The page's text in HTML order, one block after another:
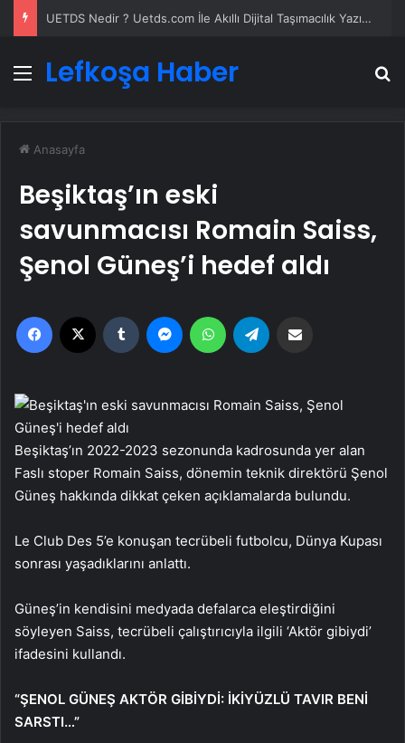
UETDS Nedir ? Uetds.com İle Akıllı Dijital Taşımacılık Yazılımı
Menü
Lefkoşa Haber
Anasayfa
Beşiktaş’ın eski
savunmacısı Romain Saiss,
Şenol Güneş’i hedef aldı
Facebook Tumblr MessengerWhatsApp
Beşiktaş’ın 2022-2023 sezonunda kadrosunda yer alan
Faslı stoper Romain Saiss, dönemin teknik direktörü Şenol
Güneş hakkında dikkat çeken açıklamalarda bulundu.
Le Club Des 5’e konuşan tecrübeli futbolcu, Dünya Kupası
sonrası yaşadıklarını anlattı.
Güneş’in kendisini medyada defalarca eleştirdiğini
söyleyen Saiss, tecrübeli çalıştırıcıyla ilgili ‘Aktör gibiydi’
ifadesini kullandı.
“ŞENOL GÜNEŞ AKTÖR GİBİYDİ: İKİYÜZLÜ TAVIR BENİ
SARSTI…”